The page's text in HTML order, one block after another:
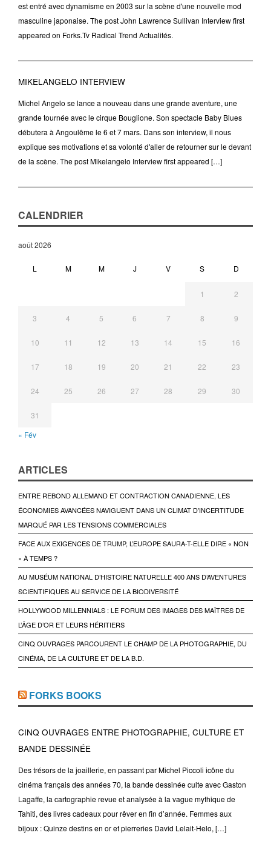
est entré avec dynamisme en 2003 sur la scène d'une nouvelle mod
masculine japonaise. The post John Lawrence Sullivan Interview first
appeared on Forks.Tv Radical Trend Actualités.
MIKELANGELO INTERVIEW
Michel Angelo se lance a nouveau dans une grande aventure, une
grande tournée avec le cirque Bouglione. Son spectacle Baby Blues
débutera à Angoulême le 6 et 7 mars. Dans son interview, il nous
explique ses motivations et sa volonté d'aller de retourner sur le devant
de la scène. The post Mikelangelo Interview first appeared […]
CALENDRIER
août 2026
L M M J V S D
1 2
3 4 5 6 7 8 9
10 11 12 13 14 15 16
17 18 19 20 21 22 23
24 25 26 27 28 29 30
31
« Fév
ARTICLES
ENTRE REBOND ALLEMAND ET CONTRACTION CANADIENNE, LES
ÉCONOMIES AVANCÉES NAVIGUENT DANS UN CLIMAT D’INCERTITUDE
MARQUÉ PAR LES TENSIONS COMMERCIALES
FACE AUX EXIGENCES DE TRUMP, L’EUROPE SAURA-T-ELLE DIRE « NON
» À TEMPS ?
AU MUSÉUM NATIONAL D’HISTOIRE NATURELLE 400 ANS D’AVENTURES
SCIENTIFIQUES AU SERVICE DE LA BIODIVERSITÉ
HOLLYWOOD MILLENNIALS : LE FORUM DES IMAGES DES MAÎTRES DE
L’ÂGE D’OR ET LEURS HÉRITIERS
CINQ OUVRAGES PARCOURENT LE CHAMP DE LA PHOTOGRAPHIE, DU
CINÉMA, DE LA CULTURE ET DE LA B.D.
FORKS BOOKS
CINQ OUVRAGES ENTRE PHOTOGRAPHIE, CULTURE ET
BANDE DESSINÉE
Des trésors de la joaillerie, en passant par Michel Piccoli icône du
cinéma français des années 70, la bande dessinée culte avec Gaston
Lagaffe, la cartographie revue et analysée à la vague mythique de
Tahiti, des livres cadeaux pour rêver en fin d’année. Femmes aux
bijoux : Quinze destins en or et pierreries David Lelait-Helo, […]